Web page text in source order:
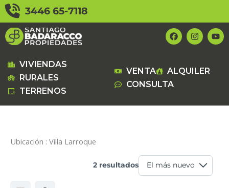
contenido
3446 65-7118
F
a
c
o
k
I
n
s
g
Y
o
u
VIVIENDAS
RURALES
TERRENOS
VENTA
ALQUILER
CONSULTA
Ubicación : Villa Larroque
2 resultados